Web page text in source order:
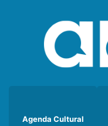
Agenda Cultural